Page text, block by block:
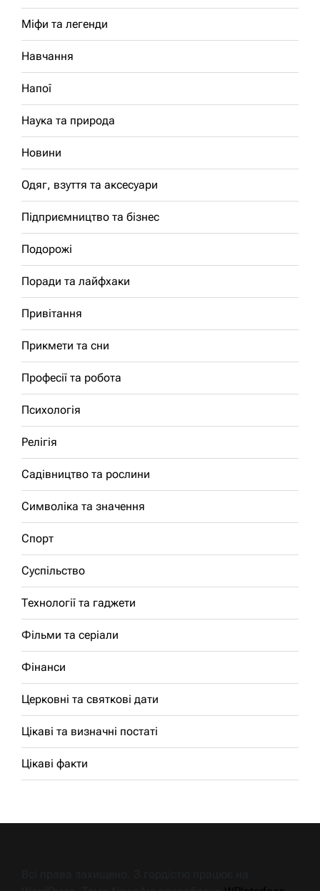
Міфи та легенди
Навчання
Напої
Наука та природа
Новини
Одяг, взуття та аксесуари
Підприємництво та бізнес
Подорожі
Поради та лайфхаки
Привітання
Прикмети та сни
Професії та робота
Психологія
Релігія
Садівництво та рослини
Символіка та значення
Спорт
Суспільство
Технології та гаджети
Фільми та серіали
Фінанси
Церковні та святкові дати
Цікаві та визначні постаті
Цікаві факти